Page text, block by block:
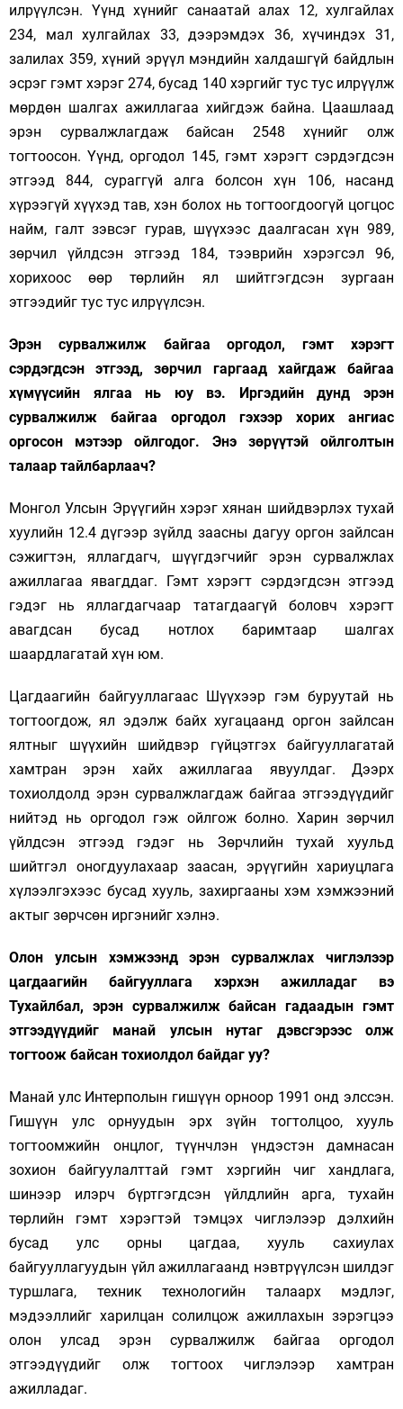
илрүүлсэн. Үүнд хүнийг санаатай алах 12, хулгайлах
234, мал хулгайлах 33, дээрэмдэх 36, хүчиндэх 31,
залилах 359, хүний эрүүл мэндийн халдашгүй байдлын
эсрэг гэмт хэрэг 274, бусад 140 хэргийг тус тус илрүүлж
мөрдөн шалгах ажиллагаа хийгдэж байна. Цаашлаад
эрэн сурвалжлагдаж байсан 2548 хүнийг олж
тогтоосон. Үүнд, оргодол 145, гэмт хэрэгт сэрдэгдсэн
этгээд 844, сураггүй алга болсон хүн 106, насанд
хүрээгүй хүүхэд тав, хэн болох нь тогтоогдоогүй цогцос
найм, галт зэвсэг гурав, шүүхээс даалгасан хүн 989,
зөрчил үйлдсэн этгээд 184, тээврийн хэрэгсэл 96,
хорихоос өөр төрлийн ял шийтгэгдсэн зургаан
этгээдийг тус тус илрүүлсэн.
Эрэн сурвалжилж байгаа оргодол, гэмт хэрэгт
сэрдэгдсэн этгээд, зөрчил гаргаад хайгдаж байгаа
хүмүүсийн ялгаа нь юу вэ. Иргэдийн дунд эрэн
сурвалжилж байгаа оргодол гэхээр хорих ангиас
оргосон мэтээр ойлгодог. Энэ зөрүүтэй ойлголтын
талаар тайлбарлаач?
Монгол Улсын Эрүүгийн хэрэг хянан шийдвэрлэх тухай
хуулийн 12.4 дүгээр зүйлд заасны дагуу оргон зайлсан
сэжигтэн, яллагдагч, шүүгдэгчийг эрэн сурвалжлах
ажиллагаа явагддаг. Гэмт хэрэгт сэрдэгдсэн этгээд
гэдэг нь яллагдагчаар татагдаагүй боловч хэрэгт
авагдсан бусад нотлох баримтаар шалгах
шаардлагатай хүн юм.
Цагдаагийн байгууллагаас Шүүхээр гэм буруутай нь
тогтоогдож, ял эдэлж байх хугацаанд оргон зайлсан
ялтныг шүүхийн шийдвэр гүйцэтгэх байгууллагатай
хамтран эрэн хайх ажиллагаа явуулдаг. Дээрх
тохиолдолд эрэн сурвалжлагдаж байгаа этгээдүүдийг
нийтэд нь оргодол гэж ойлгож болно. Харин зөрчил
үйлдсэн этгээд гэдэг нь Зөрчлийн тухай хуульд
шийтгэл оногдуулахаар заасан, эрүүгийн хариуцлага
хүлээлгэхээс бусад хууль, захиргааны хэм хэмжээний
актыг зөрчсөн иргэнийг хэлнэ.
Олон улсын хэмжээнд эрэн сурвалжлах чиглэлээр
цагдаагийн байгууллага хэрхэн ажилладаг вэ
Тухайлбал, эрэн сурвалжилж байсан гадаадын гэмт
этгээдүүдийг манай улсын нутаг дэвсгэрээс олж
тогтоож байсан тохиолдол байдаг уу?
Манай улс Интерполын гишүүн орноор 1991 онд элссэн.
Гишүүн улс орнуудын эрх зүйн тогтолцоо, хууль
тогтоомжийн онцлог, түүнчлэн үндэстэн дамнасан
зохион байгуулалттай гэмт хэргийн чиг хандлага,
шинээр илэрч бүртгэгдсэн үйлдлийн арга, тухайн
төрлийн гэмт хэрэгтэй тэмцэх чиглэлээр дэлхийн
бусад улс орны цагдаа, хууль сахиулах
байгууллагуудын үйл ажиллагаанд нэвтрүүлсэн шилдэг
туршлага, техник технологийн талаарх мэдлэг,
мэдээллийг харилцан солилцож ажиллахын зэрэгцээ
олон улсад эрэн сурвалжилж байгаа оргодол
этгээдүүдийг олж тогтоох чиглэлээр хамтран
ажилладаг.